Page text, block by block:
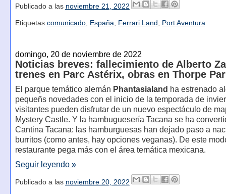
Publicado a las noviembre 21, 2022
Etiquetas comunicado, España Ferrari Land Port Aventura
domingo, 20 de noviembre de 2022
Noticias breves: fallecimiento de Alberto
trenes en Parc Astérix, obras en Thorpe
El parque temático alemán Phantasialand ha estrenado
pequeñs novedades con el inicio de la temporada de
visitantes pueden disfrutar de un nuevo espectáculo de
Mystery Castle. Y la hambuguesería Tacana se ha
Cantina Tacana: las hamburguesas han dejado paso a
burritos (como antes, hay opciones veganas). De este
restaurante pega más con el área temática mexicana.
Seguir leyendo »
Publicado a las noviembre 20, 2022